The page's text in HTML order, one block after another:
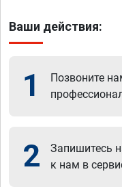
Ваши действия:
1 Позвоните
2
Запишитесь
к нам в